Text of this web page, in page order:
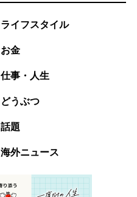
ライフスタイル
お金
仕事・人生
どうぶつ
話題
海外ニュース